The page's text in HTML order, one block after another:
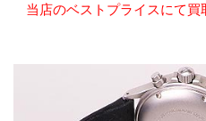
当店のベストプライスにて買